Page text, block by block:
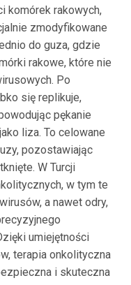
komórek rakowych,
zmodyfikowane
do guza, gdzie
rakowe, które nie
Po
się replikuje,
pękanie
liza. To celowane
pozostawiając
W Turcji
w tym te
a nawet odry,
umiejętności
terapia onkolityczna
i skuteczna